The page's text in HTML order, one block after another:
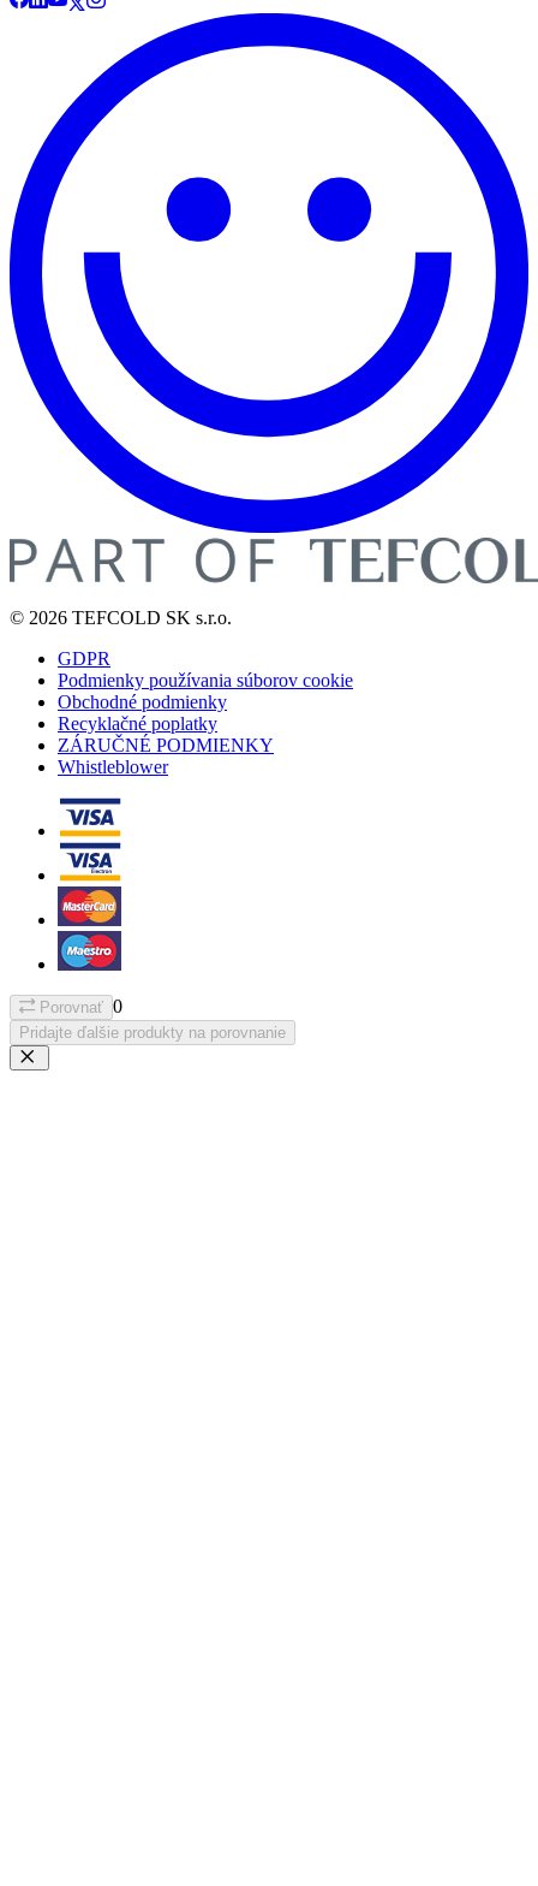
© 2026 TEFCOLD SK s.r.o.
GDPR
Podmienky používania súborov cookie
Obchodné podmienky
Recyklačné poplatky
ZÁRUČNÉ PODMIENKY
Whistleblower
Porovnať 0
Pridajte ďalšie produkty na porovnanie